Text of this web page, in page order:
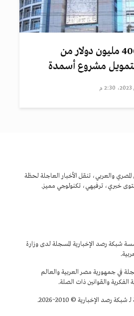
مصر تقترض 400 مليون دولار من
مشروع أسمدة
والعربي، تنقل الأخبار العاجلة لحظة
خبري، ترفيهي، تكنولوجي مميز.
شبكة رصد الإخبارية المسجلة لدى وزارة
في جمهورية مصر العربية والعالم
والقوانين ذات الصلة.
الإخبارية © 2010~2026.